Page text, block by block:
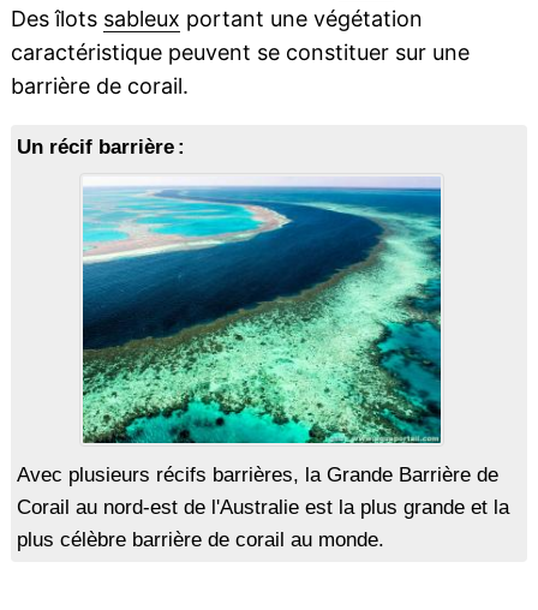
Des îlots sableux portant une végétation
caractéristique peuvent se constituer sur une
barrière de corail.
Un récif barrière :
Avec plusieurs récifs barrières, la Grande Barrière de
Corail au nord-est de l'Australie est la plus grande et la
plus célèbre barrière de corail au monde.